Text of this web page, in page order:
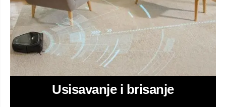
Usisavanje i brisanje